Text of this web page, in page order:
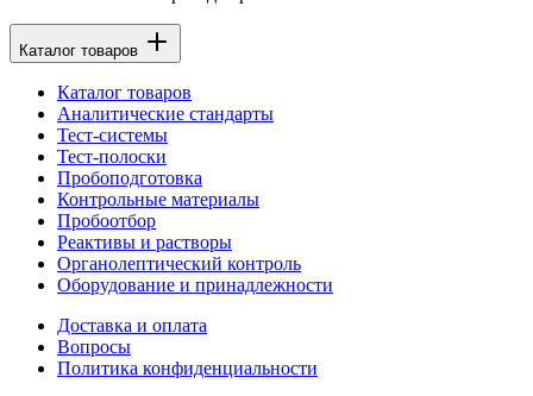
Каталог товаров
Каталог товаров
Аналитические стандарты
Тест-системы
Тест-полоски
Пробоподготовка
Контрольные материалы
Пробоотбор
Реактивы и растворы
Органолептический контроль
Оборудование и принадлежности
Доставка и оплата
Вопросы
Политика конфиденциальности